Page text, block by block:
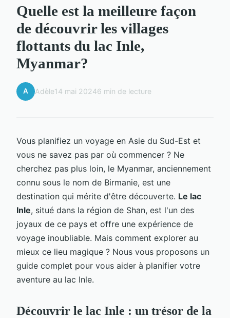
Quelle est la meilleure façon
de découvrir les villages
flottants du lac Inle,
Myanmar?
A Adèle14 mai 20246 min de lecture
Vous planifiez un voyage en Asie du Sud-Est et
vous ne savez pas par où commencer ? Ne
cherchez pas plus loin, le Myanmar, anciennement
connu sous le nom de Birmanie, est une
destination qui mérite d'être découverte. Le lac
Inle, situé dans la région de Shan, est l'un des
joyaux de ce pays et offre une expérience de
voyage inoubliable. Mais comment explorer au
mieux ce lieu magique ? Nous vous proposons un
guide complet pour vous aider à planifier votre
aventure au lac Inle.
Découvrir le lac Inle : un trésor de la